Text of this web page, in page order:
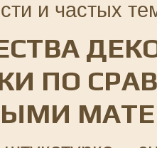
и частых
ПО